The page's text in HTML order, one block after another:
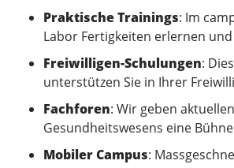
Praktische Trainings: Im
Labor Fertigkeiten erlernen
Freiwilligen-Schulungen:
unterstützen Sie in Ihrer
Fachforen: Wir geben
Gesundheitswesens eine
Mobiler Campus: